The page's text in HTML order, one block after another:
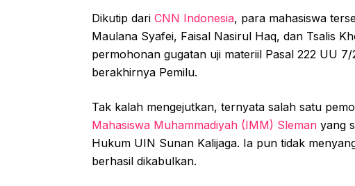
Dikutip dari CNN Indonesia, para mahasiswa
Maulana Syafei, Faisal Nasirul Haq, dan Tsalis
permohonan gugatan uji materiil Pasal 222 UU
berakhirnya Pemilu.
Tak kalah mengejutkan, ternyata salah satu
Mahasiswa Muhammadiyah (IMM) Sleman yang
Hukum UIN Sunan Kalijaga. Ia pun tidak
berhasil dikabulkan.